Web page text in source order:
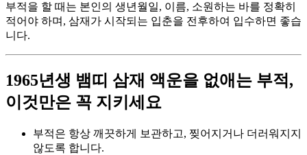
부적을 할 때는 본인의 생년월일, 이름, 소원하는 바를 정확히
적어야 하며, 삼재가 시작되는 입춘을 전후하여 입수하면 좋습
니다.
1965년생 뱀띠 삼재 액운을 없애는 부적,
이것만은 꼭 지키세요
부적은 항상 깨끗하게 보관하고, 찢어지거나 더러워지지
않도록 합니다.